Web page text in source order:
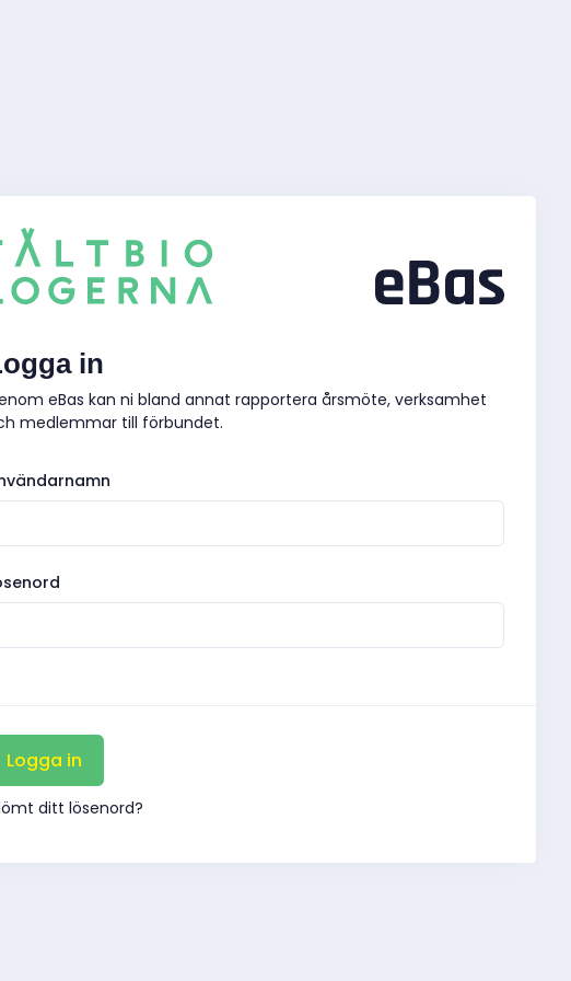
in
eBas kan ni bland annat rapportera årsmöte, verksamhet
medlemmar till förbundet.
ditt lösenord?